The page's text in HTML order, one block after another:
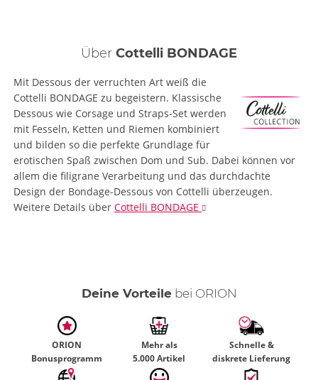
Über Cottelli BONDAGE
Mit Dessous der verruchten Art weiß die
Cottelli BONDAGE zu begeistern. Klassische
Dessous wie Corsage und Straps-Set werden
mit Fesseln, Ketten und Riemen kombiniert
und bilden so die perfekte Grundlage für
erotischen Spaß zwischen Dom und Sub. Dabei können vor
allem die filigrane Verarbeitung und das durchdachte
Design der Bondage-Dessous von Cottelli überzeugen.
Weitere Details über Cottelli BONDAGE
Deine Vorteilebei ORION
ORION
Bonusprogramm
Mehr als
5.000 Artikel
Schnelle &
diskrete Lieferung